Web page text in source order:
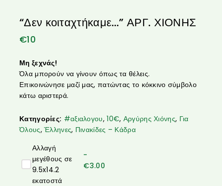
“Δεν κοιταχτήκαμε…” ΑΡΓ. ΧΙΟΝΗΣ
€10
Μη ξεχνάς!
Όλα μπορούν να γίνουν όπως τα θέλεις.
Επικοινώνησε μαζί μας, πατώντας το κόκκινο σύμβολο
κάτω αριστερά.
Κατηγορίες: #αξιαλογου,10€, Αργύρης Χιόνης, Για
Όλους,Έλληνες, Πινακίδες – Κάδρα
Αλλαγή
μεγέθους σε
9.5x14.2
εκατοστά
-
€3.00